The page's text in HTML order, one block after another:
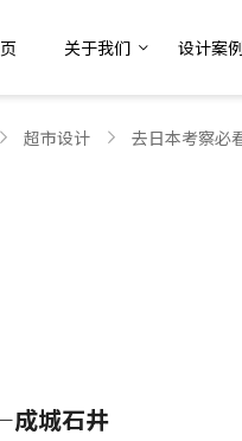
关于我们 设计案例
超市设计 去日本考察
成城石井